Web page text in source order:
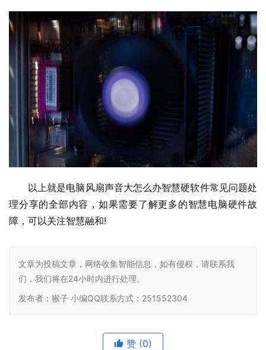
以上就是电脑风扇声音大怎么办智慧硬软件常见问题处
理分享的全部内容，如果需要了解更多的智慧电脑硬件故
障，可以关注智慧融和
文章为投稿文章，网络收集智能信息，如有侵权，请联系我
们，我们将在24小时内进行处理。
发布者：猴子 小编QQ联系方式：251552304
赞 (0)